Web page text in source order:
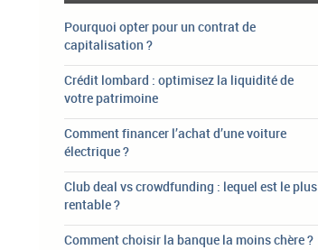
Pourquoi opter pour un contrat de
capitalisation ?
Crédit lombard : optimisez la liquidité de
votre patrimoine
Comment financer l’achat d’une voiture
électrique ?
Club deal vs crowdfunding : lequel est le plus
rentable ?
Comment choisir la banque la moins chère ?